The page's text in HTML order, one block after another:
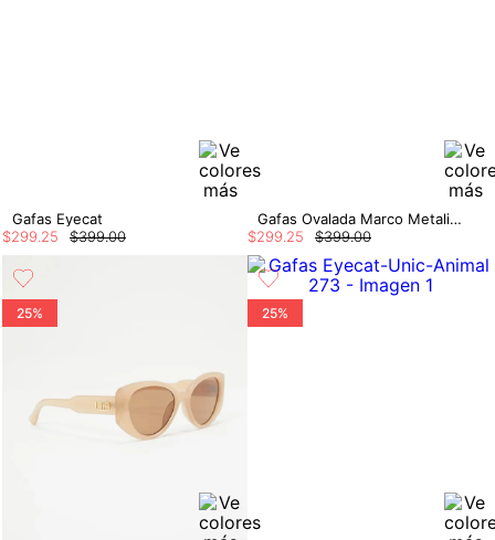
Gafas Eyecat
$399.00
$299 25
Gafas Ovalada Marco Metalico
$399.00
$299 25
25% 25%